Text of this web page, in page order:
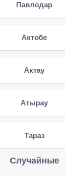
Павлодар
Актобе
Актау
Атырау
Тараз
Случайные